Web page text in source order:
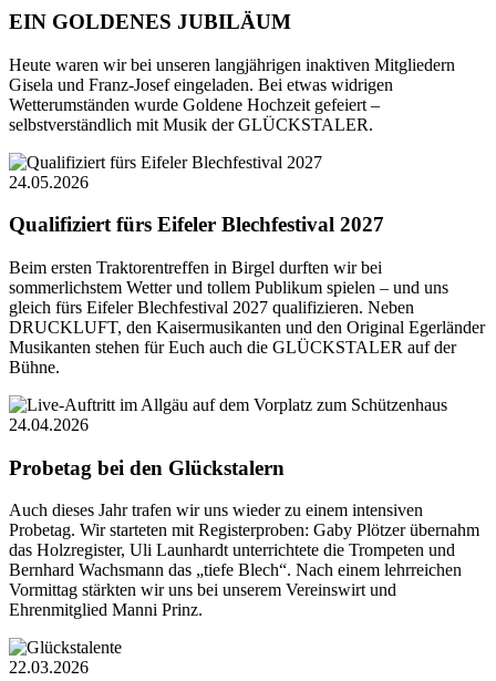
EIN GOLDENES JUBILÄUM
Heute waren wir bei unseren langjährigen inaktiven Mitgliedern
Gisela und Franz-Josef eingeladen. Bei etwas widrigen
Wetterumständen wurde Goldene Hochzeit gefeiert –
selbstverständlich mit Musik der GLÜCKSTALER.
24.05.2026
Qualifiziert fürs Eifeler Blechfestival 2027
Beim ersten Traktorentreffen in Birgel durften wir bei
sommerlichstem Wetter und tollem Publikum spielen – und uns
gleich fürs Eifeler Blechfestival 2027 qualifizieren. Neben
DRUCKLUFT, den Kaisermusikanten und den Original Egerländer
Musikanten stehen für Euch auch die GLÜCKSTALER auf der
Bühne.
24.04.2026
Probetag bei den Glückstalern
Auch dieses Jahr trafen wir uns wieder zu einem intensiven
Probetag. Wir starteten mit Registerproben: Gaby Plötzer übernahm
das Holzregister, Uli Launhardt unterrichtete die Trompeten und
Bernhard Wachsmann das „tiefe Blech“. Nach einem lehrreichen
Vormittag stärkten wir uns bei unserem Vereinswirt und
Ehrenmitglied Manni Prinz.
22.03.2026